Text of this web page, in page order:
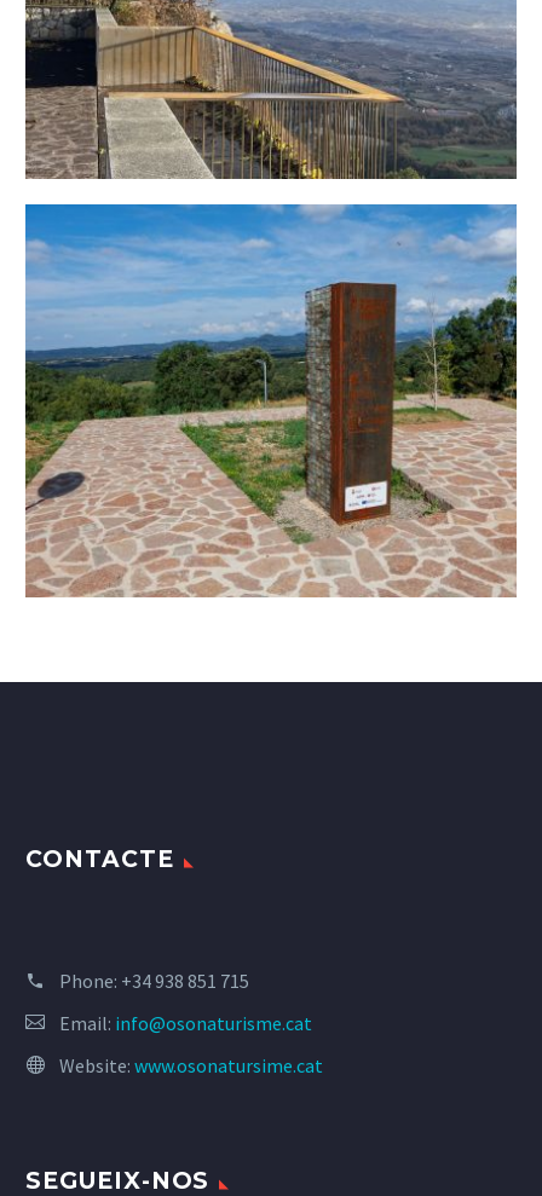
CONTACTE
Phone: +34 938 851 715
Email: info@osonaturisme.cat
Website: www.osonatursime.cat
SEGUEIX-NOS